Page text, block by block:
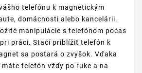
telefónu k magnetickým
domácnosti alebo kancelárii.
manipulácie s telefónom počas
práci. Stačí priblížiť telefón k
sa postará o zvyšok. Vďaka
telefón vždy po ruke a na